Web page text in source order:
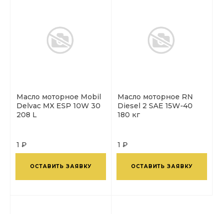
Масло моторное Mobil
Delvac MX ESP 10W 30
208 L
1 ₽
ОСТАВИТЬ ЗАЯВКУ
Масло моторное RN
Diesel 2 SAE 15W-40
180 кг
1 ₽
ОСТАВИТЬ ЗАЯВКУ